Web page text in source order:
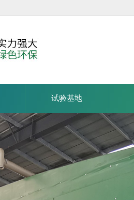
试验基地